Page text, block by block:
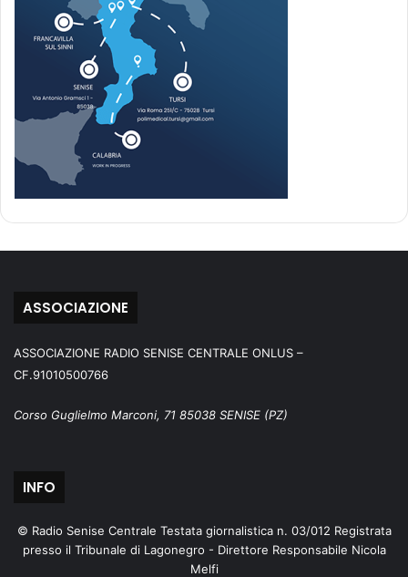
ASSOCIAZIONE
ASSOCIAZIONE RADIO SENISE CENTRALE ONLUS –
CF.91010500766
Corso Guglielmo Marconi, 71 85038 SENISE (PZ)
INFO
© Radio Senise Centrale Testata giornalistica n. 03/012 Registrata
presso il Tribunale di Lagonegro - Direttore Responsabile Nicola
Melfi